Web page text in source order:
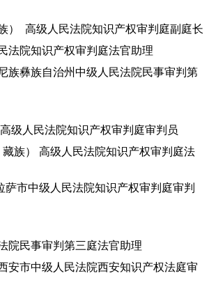
高级人民法院知识产权审判庭副庭长
院知识产权审判庭法官助理
彝族自治州中级人民法院民事审判第
人民法院知识产权审判庭审判员
） 高级人民法院知识产权审判庭法
市中级人民法院知识产权审判庭审判
民事审判第三庭法官助理
市中级人民法院西安知识产权法庭审